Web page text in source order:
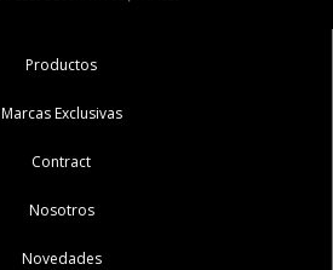
Productos
Marcas Exclusivas
Contract
Nosotros
Novedades